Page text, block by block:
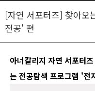
[자연 서포터즈] 찾아오
전공' 편
아너칼리지 자연 서포터
는 전공탐색 프로그램 '전